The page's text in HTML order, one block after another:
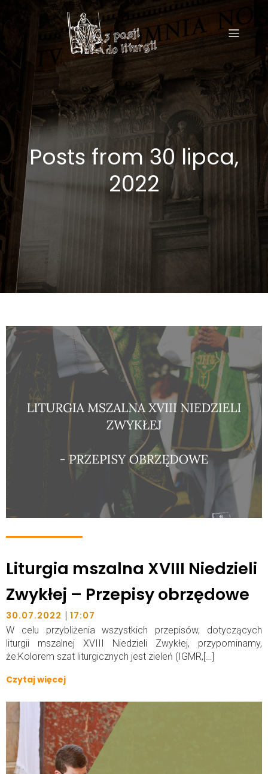
Posts from 30 lipca,
2022
Liturgia mszalna XVIII Niedzieli
Zwykłej – Przepisy obrzędowe
30.07.2022 | 17:07
W celu przybliżenia wszystkich przepisów, dotyczących
liturgii mszalnej XVIII Niedzieli Zwykłej, przypominamy,
że:Kolorem szat liturgicznych jest zieleń (IGMR,[…]
Czytaj więcej